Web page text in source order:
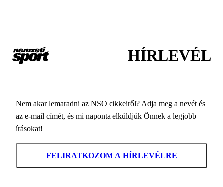
HÍRLEVÉL
Nem akar lemaradni az NSO cikkeiről? Adja meg a nevét és
az e-mail címét, és mi naponta elküldjük Önnek a legjobb
írásokat!
FELIRATKOZOM A HÍRLEVÉLRE